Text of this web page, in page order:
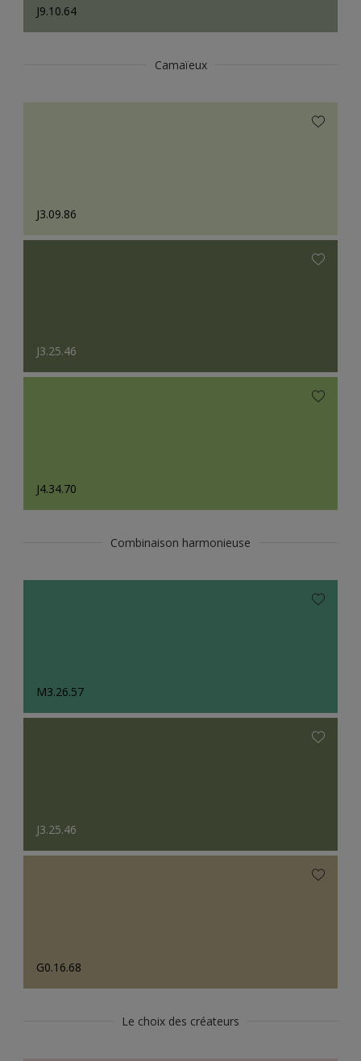
J9.10.64
Camaïeux
J3.09.86
J3.25.46
J4.34.70
Combinaison harmonieuse
M3.26.57
J3.25.46
G0.16.68
Le choix des créateurs